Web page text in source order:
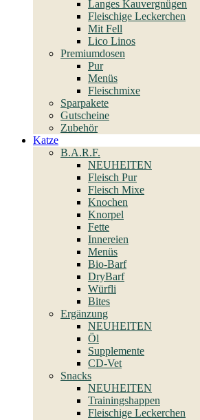
Langes Kauvergnügen
Fleischige Leckerchen
Mit Fell
Lico Linos
Premiumdosen
Pur
Menüs
Fleischmixe
Sparpakete
Gutscheine
Zubehör
Katze
B.A.R.F.
NEUHEITEN
Fleisch Pur
Fleisch Mixe
Knochen
Knorpel
Fette
Innereien
Menüs
Bio-Barf
DryBarf
Würfli
Bites
Ergänzung
NEUHEITEN
Öl
Supplemente
CD-Vet
Snacks
NEUHEITEN
Trainingshappen
Fleischige Leckerchen